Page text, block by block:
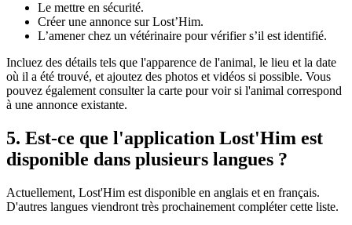
Le mettre en sécurité.
Créer une annonce sur Lost’Him.
L’amener chez un vétérinaire pour vérifier s’il est identifié.
Incluez des détails tels que l'apparence de l'animal, le lieu et la date
où il a été trouvé, et ajoutez des photos et vidéos si possible. Vous
pouvez également consulter la carte pour voir si l'animal correspond
à une annonce existante.
5. Est-ce que l'application Lost'Him est
disponible dans plusieurs langues ?
Actuellement, Lost'Him est disponible en anglais et en français.
D'autres langues viendront très prochainement compléter cette liste.